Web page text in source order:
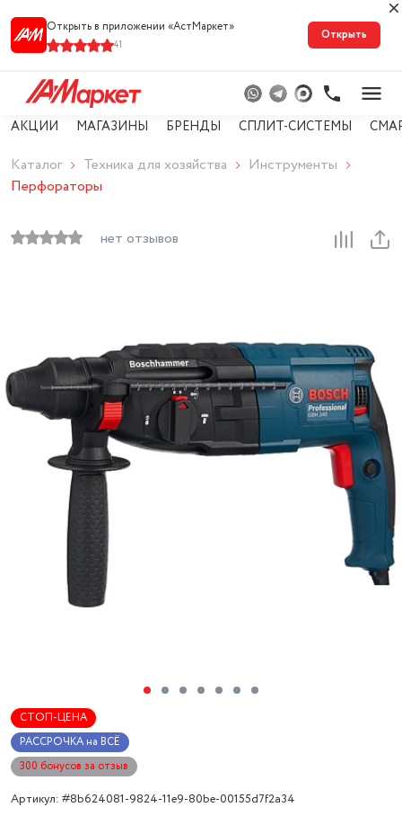
Открыть в приложении «АстМарке‪т‬»
41
Открыть
АКЦИИ МАГАЗИНЫ БРЕНДЫ СПЛИТ-СИСТЕМЫ
Каталог Техника для хозяйства
Инструменты
Перфораторы
нет отзывов
СТОП-ЦЕНА
РАССРОЧКА на ВСЁ
300 бонусов за отзыв
Артикул: #8b624081-9824-11e9-80be-00155d7f2a34